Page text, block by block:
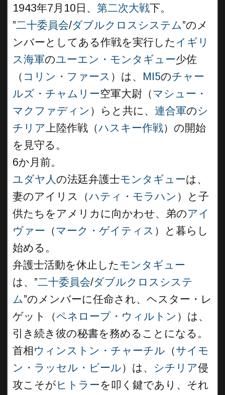
1943年7月10日、 第二次大戦下。
”二十委員会/ダブルクロスシステム”のメ
ンバーとしてある作戦を実行した イギリ
ス海軍のユーエン・モンタギュー少佐
（ コリン・ファース ）は、 MI5のチャー
ルズ・チャムリー空軍大尉（マシュー・
マクファディン ）らと共に、 連合軍のシ
チリア 上陸作戦（ハスキー作戦）の開始
を見守る。
6か月前。
ユダヤ人の法廷弁護士モンタギューは、
妻のアイリス（ハティ・モラハン ）と子
供たちをアメリカに向かわせ、弟のアイ
ヴァー （マーク・ゲイティス ）と暮らし
始める。
弁護士活動を休止したモンタギュー
は、”二十委員会/ダブルクロスシステ
ム”のメンバーに任命され、ヘスター・レ
ゲット（ペネロープ・ウィルトン ）は、
引き続き彼の秘書を務めることになる。
首相ウィンストン・チャーチル （サイモ
ン・ラッセル・ビール）は、 シチリア侵
攻こそが ヒトラーを叩く鍵であり、それ